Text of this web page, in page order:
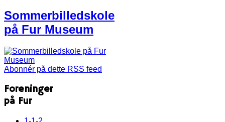
Sommerbilledskole
på Fur Museum
Abonnér på dette RSS feed
Foreninger
på Fur